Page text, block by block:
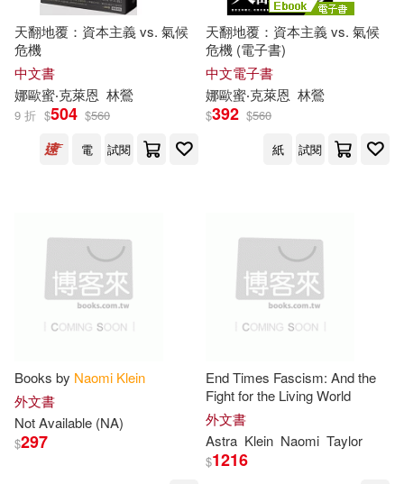
金柏莉．伯爾格(1)
天翻地覆：資本主義 vs. 氣候
危機
中文書
娜歐蜜‧克萊恩 林鶯
9 折 $504 $560
電
試閱
天翻地覆：資本主義 vs. 氣候
危機 (電子書)
中文電子書
娜歐蜜‧克萊恩 林鶯
$392 $560
紙
試閱
Books by Naomi Klein
外文書
Not Available (NA)
$297
End Times Fascism: And the
Fight for the Living World
外文書
Astra Klein Naomi Taylor
$1216